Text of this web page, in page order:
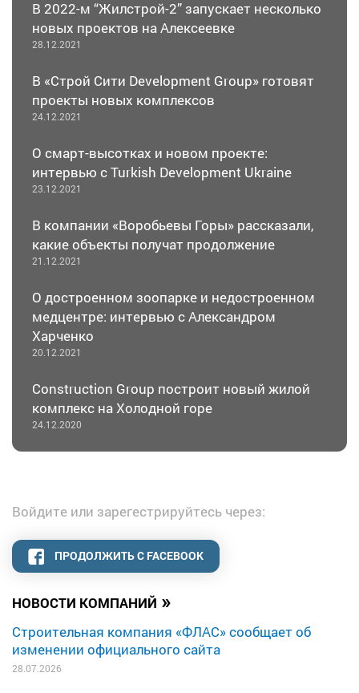
НОВОСТИ КОМПАНИЙ »
Строительная компания «ФЛАС» сообщает об
изменении официального сайта
28.07.2026
В 2022-м “Жилстрой-2” запускает несколько
новых проектов на Алексеевке
28.12.2021
В «Строй Сити Development Group» готовят
проекты новых комплексов
24.12.2021
О смарт-высотках и новом проекте:
интервью с Turkish Development Ukraine
23.12.2021
В компании «Воробьевы Горы» рассказали,
какие объекты получат продолжение
21.12.2021
О достроенном зоопарке и недостроенном
медцентре: интервью с Александром
Харченко
20.12.2021
Construction Group построит новый жилой
комплекс на Холодной горе
24.12.2020
Войдите или зарегестрируйтесь через:
ПРОДОЛЖИТЬ С FACEBOOK